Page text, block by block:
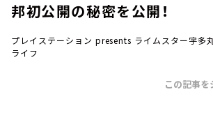
邦初公開の秘密を公開！
プレイステーション presents ライムスター宇多
ライフ
この記事を